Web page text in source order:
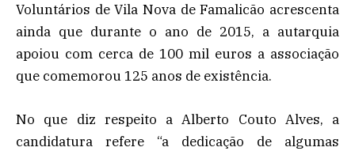
Voluntários de Vila Nova de Famalicão acrescenta
ainda que durante o ano de 2015, a autarquia
apoiou com cerca de 100 mil euros a associação
que comemorou 125 anos de existência.
No que diz respeito a Alberto Couto Alves, a
candidatura refere “a dedicação de algumas